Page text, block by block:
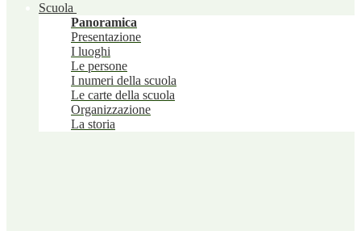
Scuola
Panoramica
Presentazione
I luoghi
Le persone
I numeri della scuola
Le carte della scuola
Organizzazione
La storia